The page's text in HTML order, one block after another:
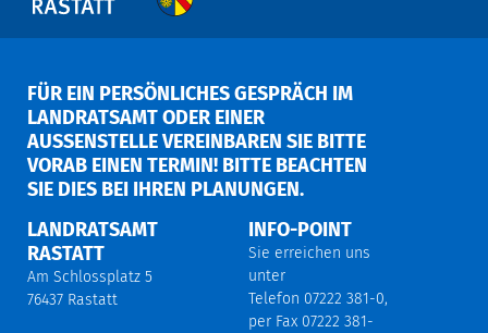
FÜR EIN PERSÖNLICHES GESPRÄCH IM
LANDRATSAMT ODER EINER
AUSSENSTELLE VEREINBAREN SIE BITTE V
ORAB EINEN TERMIN! BITTE BEACHTEN S
IE DIES BEI IHREN PLANUNGEN.
LANDRATSAMT
RASTATT
Am Schlossplatz 5
76437 Rastatt
INFO-POINT
Sie erreichen uns
unter
Telefon 07222 381-0,
per Fax 07222 381-